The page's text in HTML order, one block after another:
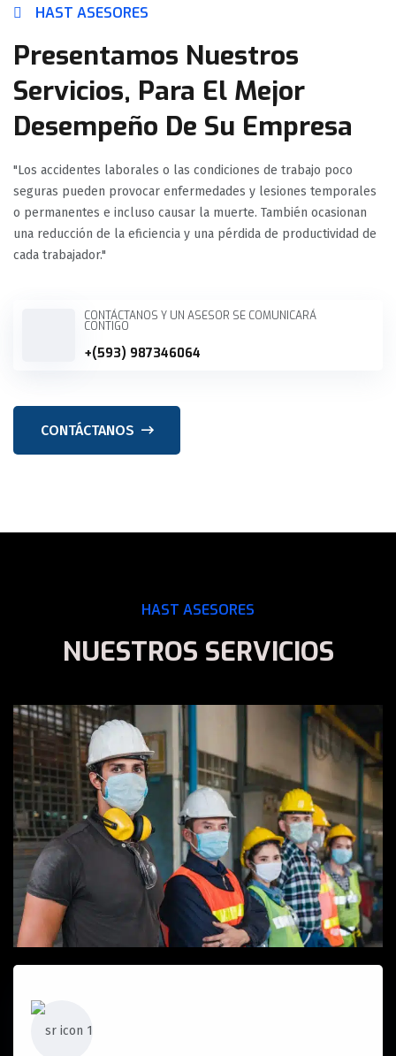
HAST ASESORES
Presentamos Nuestros
Servicios, Para El Mejor
Desempeño De Su Empresa
"Los accidentes laborales o las condiciones de trabajo poco
seguras pueden provocar enfermedades y lesiones temporales
o permanentes e incluso causar la muerte. También ocasionan
una reducción de la eficiencia y una pérdida de productividad de
cada trabajador."
CONTÁCTANOS Y UN ASESOR SE COMUNICARÁ
CONTIGO
+(593) 987346064
CONTÁCTANOS
HAST ASESORES
NUESTROS SERVICIOS